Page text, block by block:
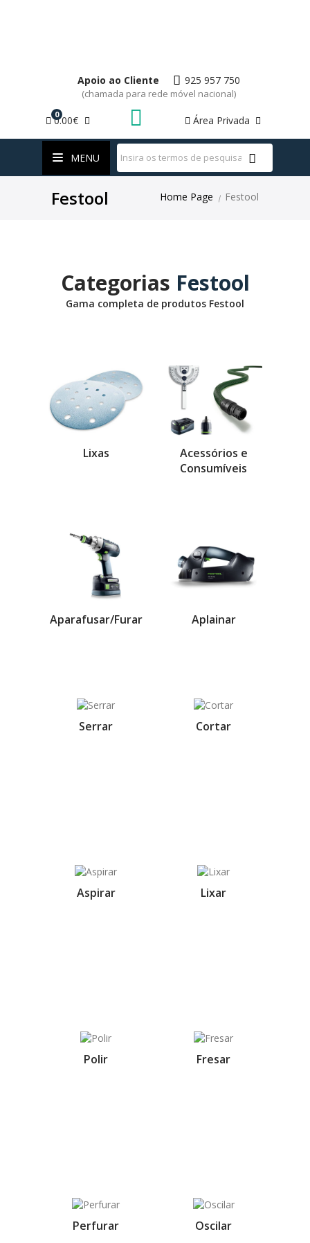
WhatsApp
Apoio ao Cliente 925 957 750
(chamada para rede móvel nacional)
Área Privada
0
0.00€
MENU
Home Page | Festool
Festool
Categorias Festool
Gama completa de produtos Festool
Lixas
Acessórios e
Consumíveis
Aparafusar/Furar Aplainar
Serrar Cortar
Aspirar Lixar
Polir Fresar
Perfurar Oscilar